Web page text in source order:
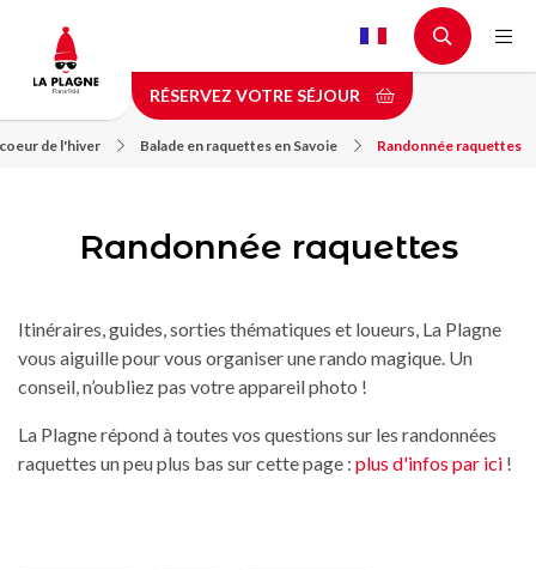
contenu
principal
RÉSERVEZ VOTRE SÉJOUR
de l'hiver Balade en raquettes en Savoie Randonnée raquettes
Randonnée raquettes
Itinéraires, guides, sorties thématiques et loueurs, La Plagne
vous aiguille pour vous organiser une rando magique. Un
conseil, n’oubliez pas votre appareil photo !
La Plagne répond à toutes vos questions sur les randonnées
raquettes un peu plus bas sur cette page : plus d'infos par ici !